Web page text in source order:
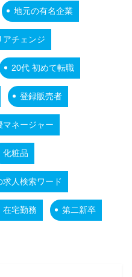
地元の有名企業
アチェンジ
20代 初めて転職
登録販売者
マネージャー
化粧品
求人検索ワード
在宅勤務 第二新卒